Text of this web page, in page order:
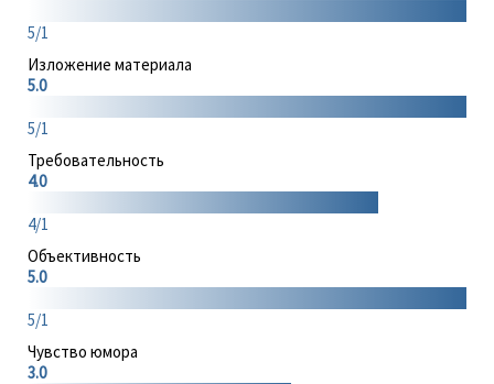
5/1
Изложение материала
5.0
5/1
Требовательность
4.0
4/1
Объективность
5.0
5/1
Чувство юмора
3.0